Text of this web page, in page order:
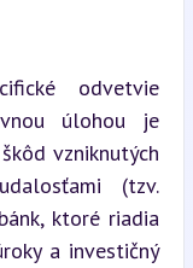
odvetvie
úlohou je
vzniknutých
(tzv.
ktoré riadia
a investičný